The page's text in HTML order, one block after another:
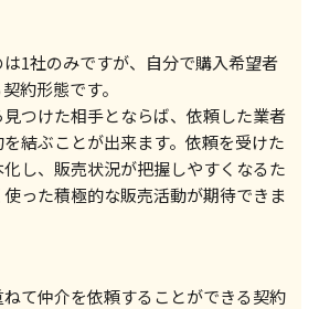
1社のみですが、自分で購入希望者
約形態です。
つけた相手とならば、依頼した業者
結ぶことが出来ます。依頼を受けた
し、販売状況が把握しやすくなるた
った積極的な販売活動が期待できま
て仲介を依頼することができる契約